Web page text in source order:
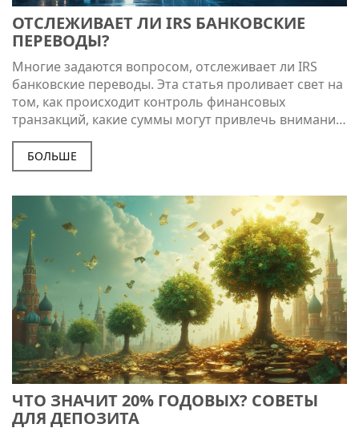
ОТСЛЕЖИВАЕТ ЛИ IRS БАНКОВСКИЕ
ПЕРЕВОДЫ?
Многие задаются вопросом, отслеживает ли IRS
банковские переводы. Эта статья проливает свет на
том, как происходит контроль финансовых
транзакций, какие суммы могут привлечь внимание
налоговых органов, и на что нужно обратить
внимание при переводе денег. В эпоху цифровых
финансовых операций важно понимать, как
Здесь вы найдете практические советы и
интересные факты о финансовой безопасности.
БОЛЬШЕ
ЧТО ЗНАЧИТ 20% ГОДОВЫХ? СОВЕТЫ
ДЛЯ ДЕПОЗИТА